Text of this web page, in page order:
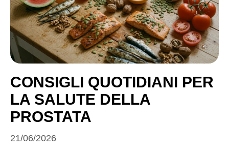
CONSIGLI QUOTIDIANI PER
LA SALUTE DELLA
PROSTATA
21/06/2026